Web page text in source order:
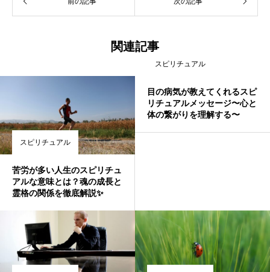
関連記事
スピリチュアル
苦労が多い人生のスピリチュ
アルな意味とは？魂の成長と
霊格の関係を徹底解説✨
スピリチュアル
目の病気が教えてくれるスピ
リチュアルメッセージ〜心と
体の繋がりを理解する〜